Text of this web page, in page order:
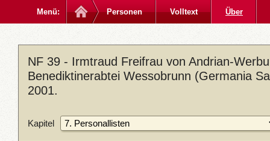
Menü: Personen Volltext Über
NF 39 - Irmtraud Freifrau von Andrian-
Benediktinerabtei Wessobrunn (Germania
2001.
Kapitel